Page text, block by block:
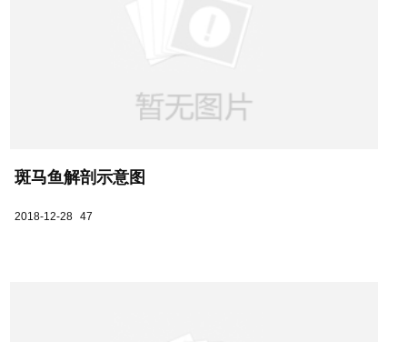
斑马鱼解剖示意图
2018-12-28 47